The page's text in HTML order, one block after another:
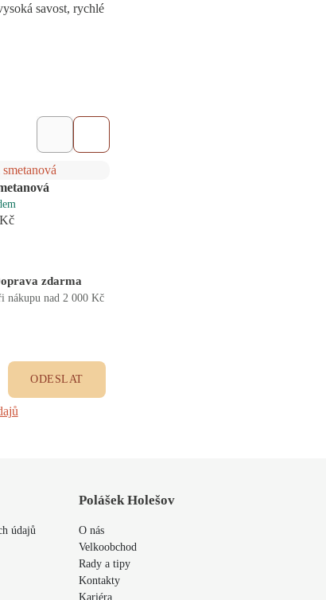
savost, rychlé
Kč
zdarma
nákupu nad 2 000 Kč
ODESLAT
údajů
Polášek Holešov
O nás
Velkoobchod
Rady a tipy
Kontakty
Kariéra